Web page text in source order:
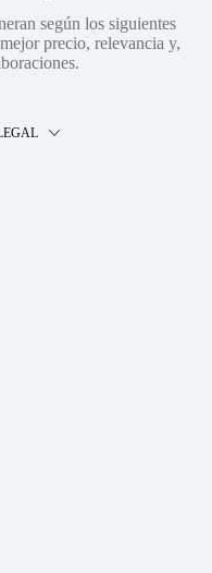
según los siguientes
precio, relevancia y,